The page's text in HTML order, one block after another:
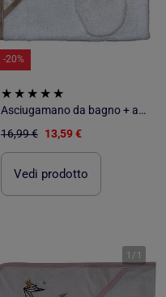
-20%
Asciugamano da bagno + asciugamano "FLOWERS" di LES CHATOUNETS
16,99 € 13,59 €
Vedi prodotto
1 / 1